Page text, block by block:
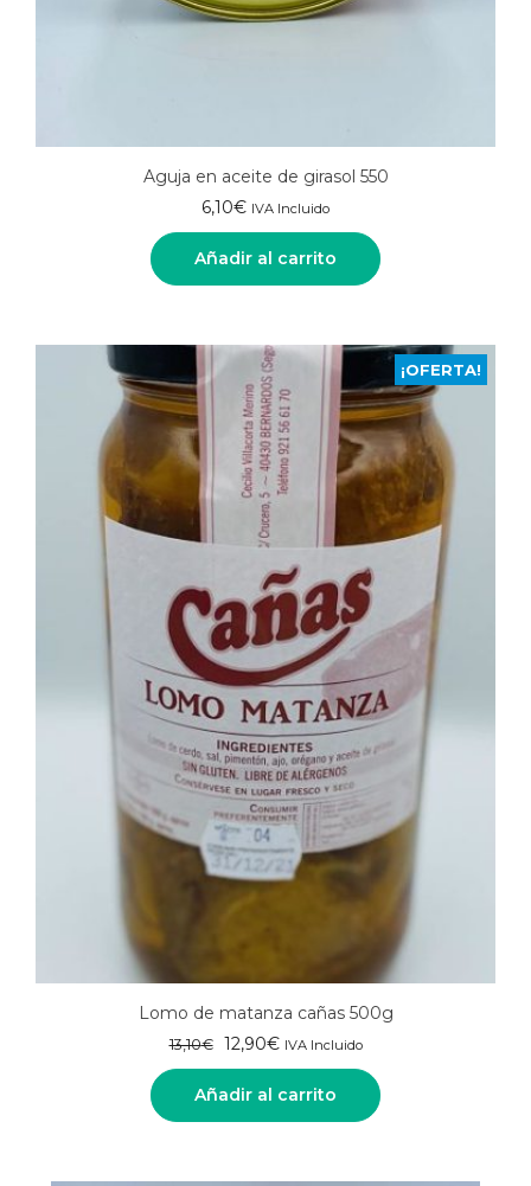
Aguja en aceite de girasol 550
6,10€ IVA Incluido
Añadir al carrito
¡OFERTA!
Lomo de matanza cañas 500g
13,10€
El
precio
original
era:
12,90€El
precio
actual
es:
IVA Incluido
Añadir al carrito